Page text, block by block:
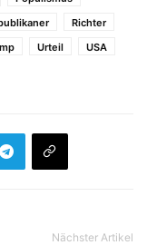
Richter
Urteil
USA
Nächster Artikel